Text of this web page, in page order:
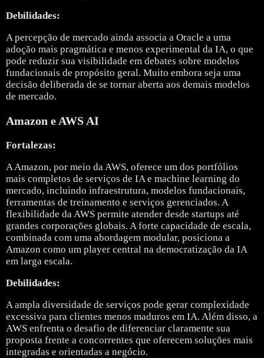
Debilidades:
A percepção de mercado ainda associa a Oracle a uma
adoção mais pragmática e menos experimental da IA, o que
pode reduzir sua visibilidade em debates sobre modelos
fundacionais de propósito geral. Muito embora seja uma
decisão deliberada de se tornar aberta aos demais modelos
de mercado.
Amazon e AWS AI
Fortalezas:
A Amazon, por meio da AWS, oferece um dos portfólios
mais completos de serviços de IA e machine learning do
mercado, incluindo infraestrutura, modelos fundacionais,
ferramentas de treinamento e serviços gerenciados. A
flexibilidade da AWS permite atender desde startups até
grandes corporações globais. A forte capacidade de escala,
combinada com uma abordagem modular, posiciona a
Amazon como um player central na democratização da IA
em larga escala.
Debilidades:
A ampla diversidade de serviços pode gerar complexidade
excessiva para clientes menos maduros em IA. Além disso, a
AWS enfrenta o desafio de diferenciar claramente sua
proposta frente a concorrentes que oferecem soluções mais
integradas e orientadas a negócio.